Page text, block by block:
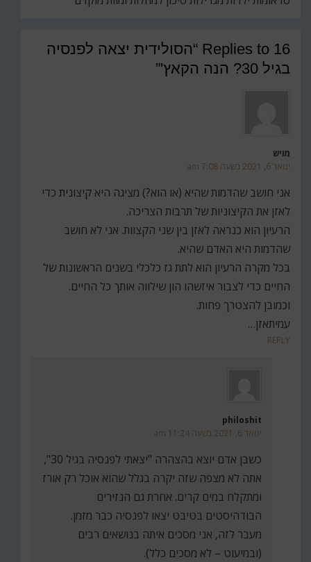
16 Replies to “הסולידית יצאה לפנסיה
בגיל 30? הנה הקאץ'”
מויש
ינואר 6, 2021 בשעה 7:08 am
אני חושב שהדמות שהיא (או הוא?) מציגה היא קיצונית כדי
לאזן את הקיצוניות של תרבות הצריכה.
הרעיון הוא כנראה לאזן בין שני הקצוות. אני לא חושב
שהדמות היא האדם שהיא.
בכל מקרה הרעיון הוא לתת גז כלכלי בשנים הראשונות של
החיים כדי לצבור איזשהו הון שילווה אותך כל החיים.
וכמובן להצטרך פחות.
עמיתאזן…
REPLY
philoshit
ינואר 6, 2021 בשעה 11:24 am
כשבן אדם יוצא בהצהרה "יצאתי לפנסיה בגיל 30",
אתה לא מצפה שזה יקרה בגלל שהוא אוכל רק אורז
ומתקלח במים קרים. אחרת גם הנזירים
הבודהיסטים בטיבט יצאו לפנסיה כבר מזמן.
מעבר לזה, אני מסכים איתה בנושאים רבים
(ובמיעוט – לא מסכים כלל).